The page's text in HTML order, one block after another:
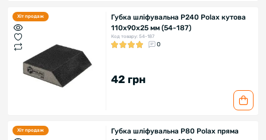
Хіт продаж
Губка шліфувальна P240 Polax кутова
110х90х25 мм (54-187)
Код товару: 54-187
0
42 грн
Хіт продаж
Губка шліфувальна P80 Polax пряма